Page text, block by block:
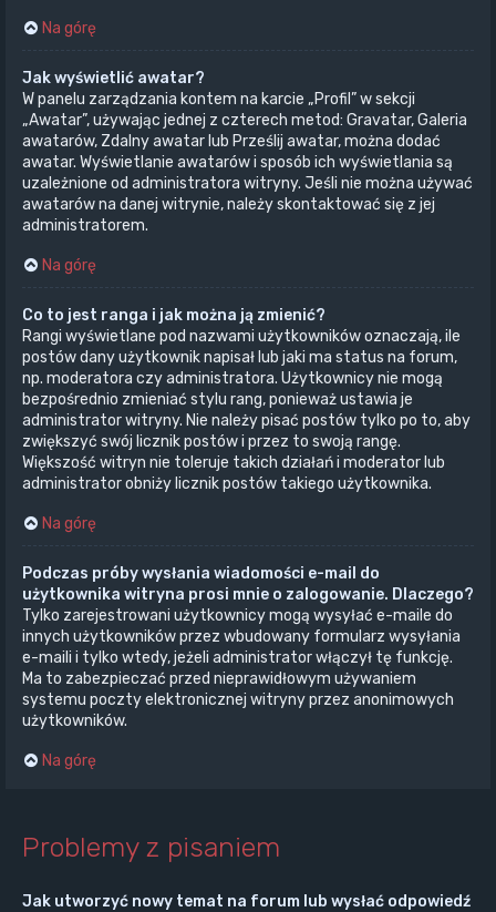
Na górę
Jak wyświetlić awatar?
W panelu zarządzania kontem na karcie „Profil” w sekcji
„Awatar”, używając jednej z czterech metod: Gravatar, Galeria
awatarów, Zdalny awatar lub Prześlij awatar, można dodać
awatar. Wyświetlanie awatarów i sposób ich wyświetlania są
uzależnione od administratora witryny. Jeśli nie można używać
awatarów na danej witrynie, należy skontaktować się z jej
administratorem.
Na górę
Co to jest ranga i jak można ją zmienić?
Rangi wyświetlane pod nazwami użytkowników oznaczają, ile
postów dany użytkownik napisał lub jaki ma status na forum,
np. moderatora czy administratora. Użytkownicy nie mogą
bezpośrednio zmieniać stylu rang, ponieważ ustawia je
administrator witryny. Nie należy pisać postów tylko po to, aby
zwiększyć swój licznik postów i przez to swoją rangę.
Większość witryn nie toleruje takich działań i moderator lub
administrator obniży licznik postów takiego użytkownika.
Na górę
Podczas próby wysłania wiadomości e-mail do
użytkownika witryna prosi mnie o zalogowanie. Dlaczego?
Tylko zarejestrowani użytkownicy mogą wysyłać e-maile do
innych użytkowników przez wbudowany formularz wysyłania
e-maili i tylko wtedy, jeżeli administrator włączył tę funkcję.
Ma to zabezpieczać przed nieprawidłowym używaniem
systemu poczty elektronicznej witryny przez anonimowych
użytkowników.
Na górę
Problemy z pisaniem
Jak utworzyć nowy temat na forum lub wysłać odpowiedź